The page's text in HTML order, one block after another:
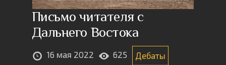
Письмо читателя с
Дальнего Востока
16 мая 2022 625 Дебаты